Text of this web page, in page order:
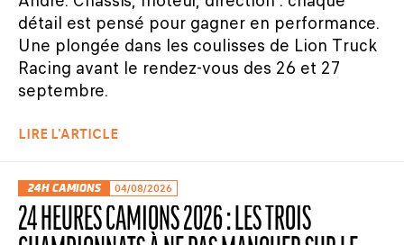
détail est pensé pour gagner en performance.
Une plongée dans les coulisses de Lion Truck
Racing avant le rendez-vous des 26 et 27
septembre.
LIRE L'ARTICLE
24H CAMIONS 04/08/2026
24 HEURES CAMIONS 2026 : LES TROIS